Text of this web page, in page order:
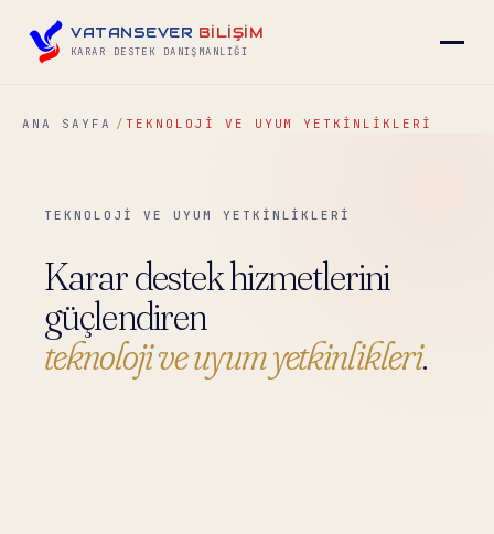
VATANSEVER BİLİŞİM
KARAR DESTEK DANIŞMANLIĞI
▾
▾
ANA SAYFA TEKNOLOJI VE UYUM YETKINLIKLERI
TEKNOLOJİ VE UYUM YETKİNLİKLERİ
Karar destek hizmetlerini
güçlendiren
teknoloji ve uyum yetkinlikleri.